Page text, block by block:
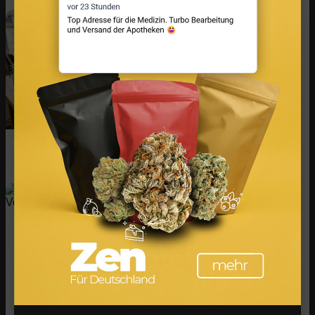
Infused Kitchen: Cannabis Rezepte für
Backen, Kochen, Grillen & Drinks